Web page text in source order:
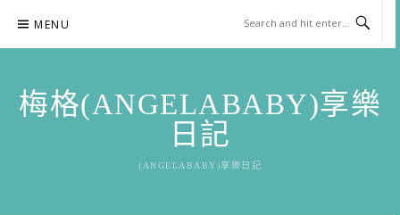
content
MENU
梅格(ANGELABABY)享樂
日記
(ANGELABABY)享樂日記